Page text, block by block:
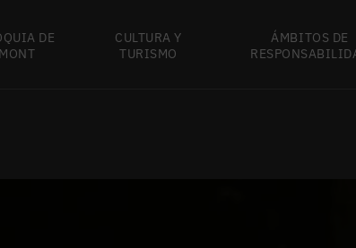
DE
CULTURA Y
TURISMO
ÁMBITOS DE